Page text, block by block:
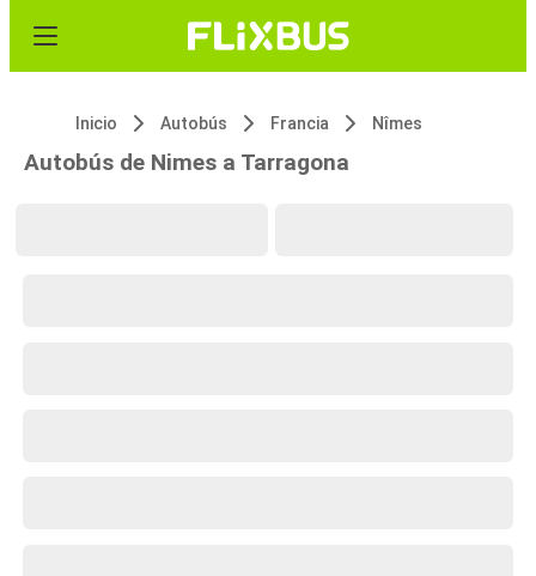
Inicio Autobús Francia Nîmes
Autobús de Nimes a Tarragona